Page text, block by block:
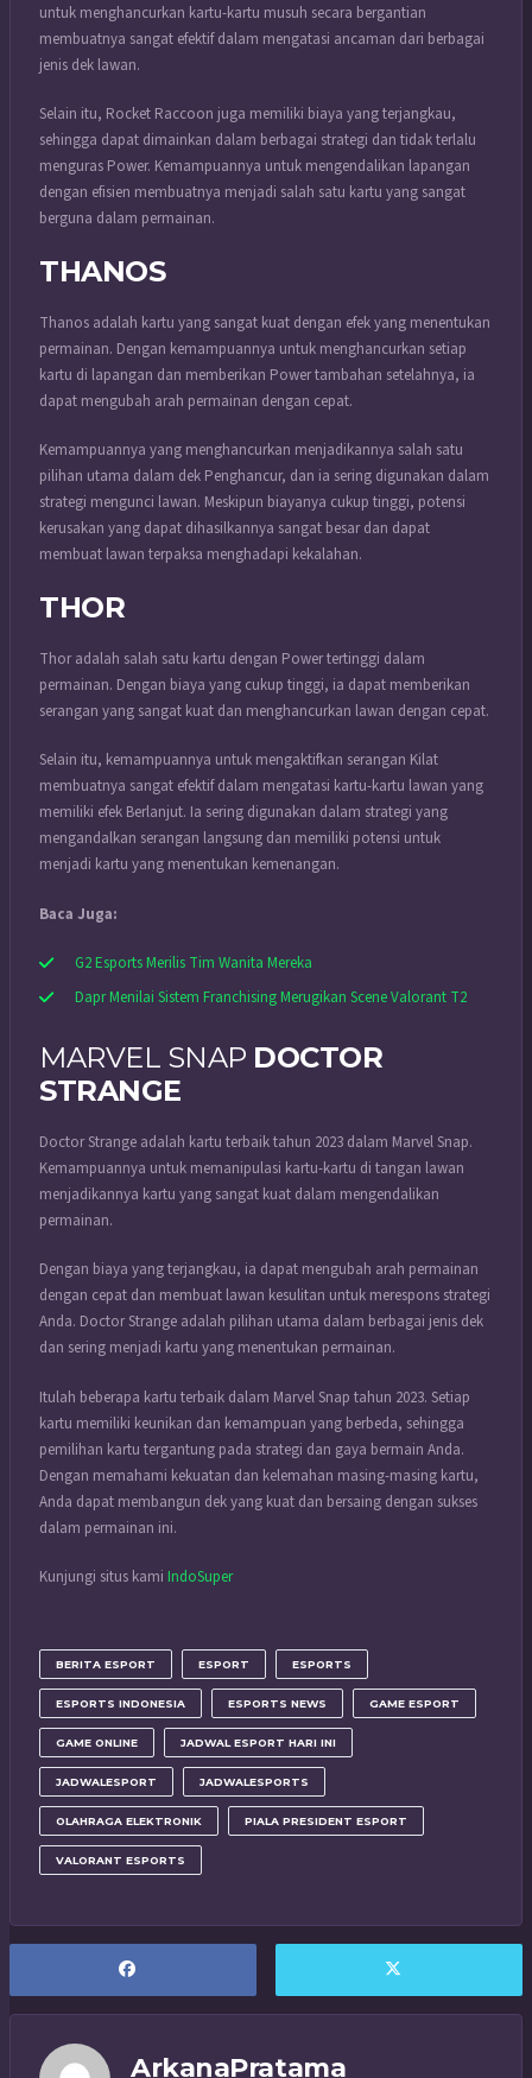
untuk menghancurkan kartu-kartu musuh secara bergantian
membuatnya sangat efektif dalam mengatasi ancaman dari berbagai
jenis dek lawan.
Selain itu, Rocket Raccoon juga memiliki biaya yang terjangkau,
sehingga dapat dimainkan dalam berbagai strategi dan tidak terlalu
menguras Power. Kemampuannya untuk mengendalikan lapangan
dengan efisien membuatnya menjadi salah satu kartu yang sangat
berguna dalam permainan.
THANOS
Thanos adalah kartu yang sangat kuat dengan efek yang menentukan
permainan. Dengan kemampuannya untuk menghancurkan setiap
kartu di lapangan dan memberikan Power tambahan setelahnya, ia
dapat mengubah arah permainan dengan cepat.
Kemampuannya yang menghancurkan menjadikannya salah satu
pilihan utama dalam dek Penghancur, dan ia sering digunakan dalam
strategi mengunci lawan. Meskipun biayanya cukup tinggi, potensi
kerusakan yang dapat dihasilkannya sangat besar dan dapat
membuat lawan terpaksa menghadapi kekalahan.
THOR
Thor adalah salah satu kartu dengan Power tertinggi dalam
permainan. Dengan biaya yang cukup tinggi, ia dapat memberikan
serangan yang sangat kuat dan menghancurkan lawan dengan cepat.
Selain itu, kemampuannya untuk mengaktifkan serangan Kilat
membuatnya sangat efektif dalam mengatasi kartu-kartu lawan yang
memiliki efek Berlanjut. Ia sering digunakan dalam strategi yang
mengandalkan serangan langsung dan memiliki potensi untuk
menjadi kartu yang menentukan kemenangan.
Baca Juga:
G2 Esports Merilis Tim Wanita Mereka
Dapr Menilai Sistem Franchising Merugikan Scene Valorant T2
MARVEL SNAP DOCTOR
STRANGE
Doctor Strange adalah kartu terbaik tahun 2023 dalam Marvel Snap.
Kemampuannya untuk memanipulasi kartu-kartu di tangan lawan
menjadikannya kartu yang sangat kuat dalam mengendalikan
permainan.
Dengan biaya yang terjangkau, ia dapat mengubah arah permainan
dengan cepat dan membuat lawan kesulitan untuk merespons strategi
Anda. Doctor Strange adalah pilihan utama dalam berbagai jenis dek
dan sering menjadi kartu yang menentukan permainan.
Itulah beberapa kartu terbaik dalam Marvel Snap tahun 2023. Setiap
kartu memiliki keunikan dan kemampuan yang berbeda, sehingga
pemilihan kartu tergantung pada strategi dan gaya bermain Anda.
Dengan memahami kekuatan dan kelemahan masing-masing kartu,
Anda dapat membangun dek yang kuat dan bersaing dengan sukses
dalam permainan ini.
Kunjungi situs kami IndoSuper
BERITA ESPORT ESPORT ESPORTS
ESPORTS INDONESIA ESPORTS NEWS GAME ESPORT
GAME ONLINE JADWAL ESPORT HARI INI
JADWALESPORT JADWALESPORTS
OLAHRAGA ELEKTRONIK PIALA PRESIDENT ESPORT
VALORANT ESPORTS
ArkanaPratama